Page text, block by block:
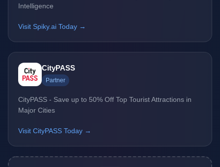
Intelligence
Visit Spiky.ai Today →
CityPASS
Partner
CityPASS - Save up to 50% Off Top Tourist Attractions in
Major Cities
Visit CityPASS Today →